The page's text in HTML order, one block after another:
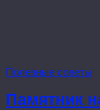
Полезные советы
Памятник